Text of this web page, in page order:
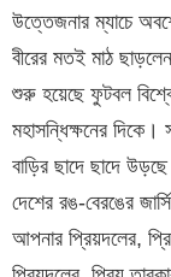
উত্তেজনার ম্যাচে
বীরের মতই মাঠ
শুরু হয়েছে ফুটবল
মহাসন্ধিক্ষনের দিকে।
বাড়ির ছাদে ছাদে
দেশের রঙ-বেরঙের
আপনার প্রিয়দলের,